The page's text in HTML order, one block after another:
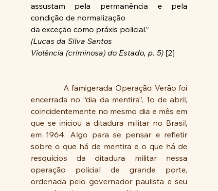
assustam pela permanência e pela
condição de normalização
da exceção como práxis policial.”
(Lucas da Silva Santos
Violência (criminosa) do Estado, p. 5) [2]
A famigerada Operação Verão foi
encerrada no “dia da mentira”, 1o de abril,
coincidentemente no mesmo dia e mês em
que se iniciou a ditadura militar no Brasil,
em 1964. Algo para se pensar e refletir
sobre o que há de mentira e o que há de
resquícios da ditadura militar nessa
operação policial de grande porte,
ordenada pelo governador paulista e seu